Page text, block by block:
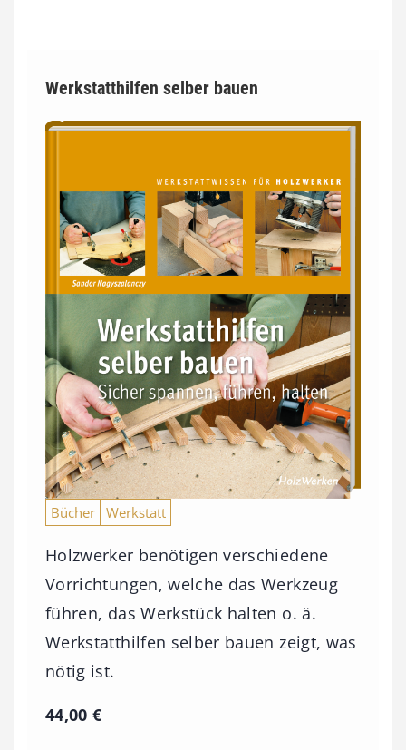
Werkstatthilfen selber bauen
Bücher Werkstatt
Holzwerker benötigen verschiedene
Vorrichtungen, welche das Werkzeug
führen, das Werkstück halten o. ä.
Werkstatthilfen selber bauen zeigt, was
nötig ist.
44,00€